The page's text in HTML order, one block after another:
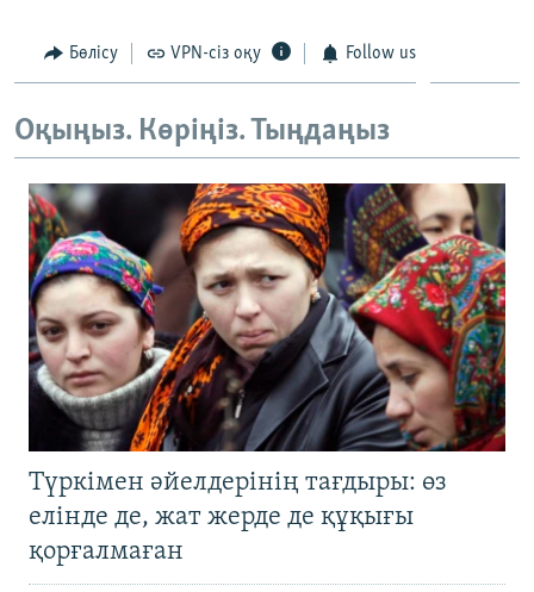
Бөлісу VPN-сіз оқу Follow us
Оқыңыз. Көріңіз. Тыңдаңыз
Түркімен әйелдерінің тағдыры: өз
елінде де, жат жерде де құқығы
қорғалмаған